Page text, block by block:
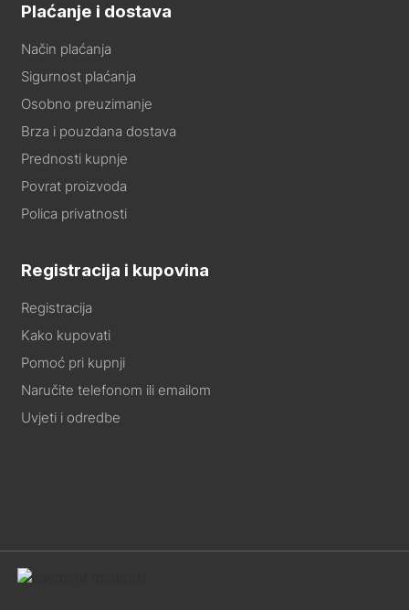
Plaćanje i dostava
Način plaćanja
Sigurnost plaćanja
Osobno preuzimanje
Brza i pouzdana dostava
Prednosti kupnje
Povrat proizvoda
Polica privatnosti
Registracija i kupovina
Registracija
Kako kupovati
Pomoć pri kupnji
Naručite telefonom ili emailom
Uvjeti i odredbe